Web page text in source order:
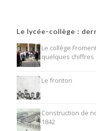
Le lycée-collège :
Le collège
quelques chiffres
Le fronton
Construction de
1842